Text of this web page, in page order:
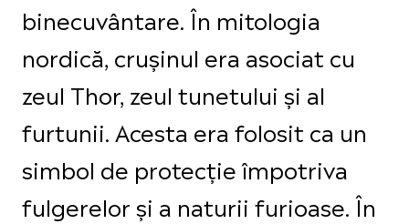
binecuvântare. În mitologia
nordică, crușinul era asociat cu
zeul Thor, zeul tunetului și al
furtunii. Acesta era folosit ca un
simbol de protecție împotriva
fulgerelor și a naturii furioase. În